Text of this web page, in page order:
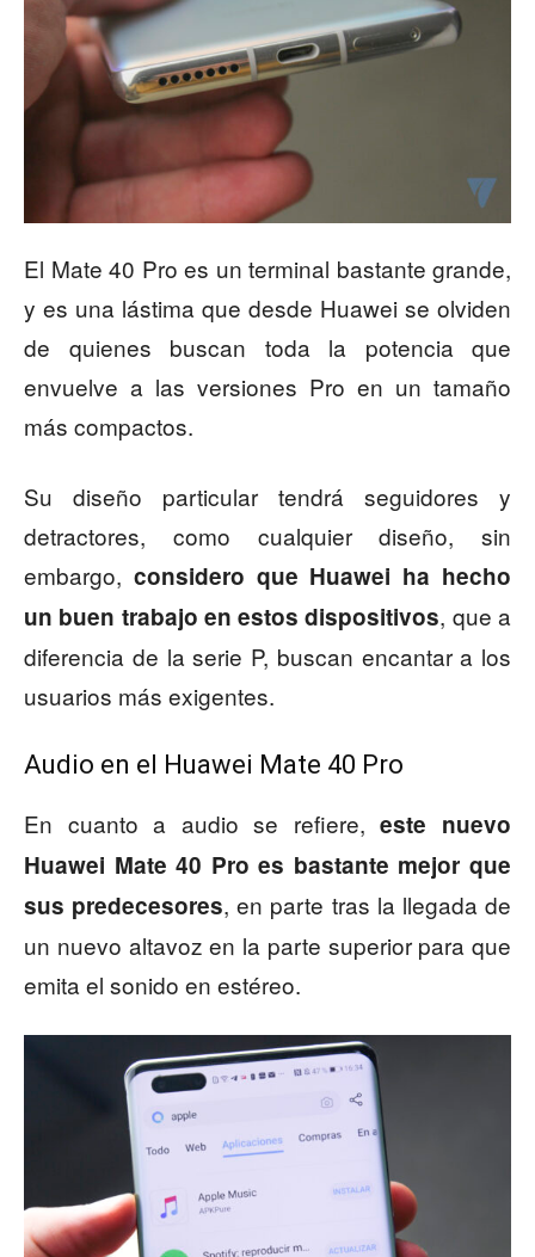
El Mate 40 Pro es un terminal bastante grande,
y es una lástima que desde Huawei se olviden
de quienes buscan toda la potencia que
envuelve a las versiones Pro en un tamaño
más compactos.
Su diseño particular tendrá seguidores y
detractores, como cualquier diseño, sin
embargo, considero que Huawei ha hecho
un buen trabajo en estos dispositivos, que a
diferencia de la serie P, buscan encantar a los
usuarios más exigentes.
Audio en el Huawei Mate 40 Pro
En cuanto a audio se refiere, este nuevo
Huawei Mate 40 Pro es bastante mejor que
sus predecesores, en parte tras la llegada de
un nuevo altavoz en la parte superior para que
emita el sonido en estéreo.